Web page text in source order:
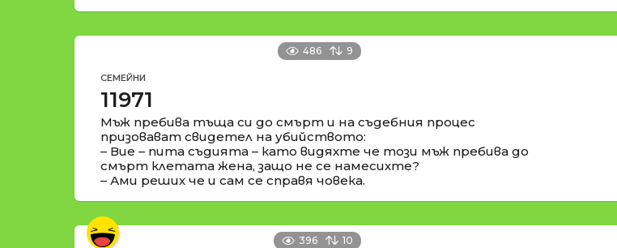
486 9
СЕМЕЙНИ
11971
Мъж пребива тъща си до смърт и на съдебния процес
призовават свидетел на убийството:
– Вие – пита съдията – като видяхте че този мъж пребива до
смърт клетата жена, защо не се намесихте?
– Ами реших че и сам се справя човека.
396 10